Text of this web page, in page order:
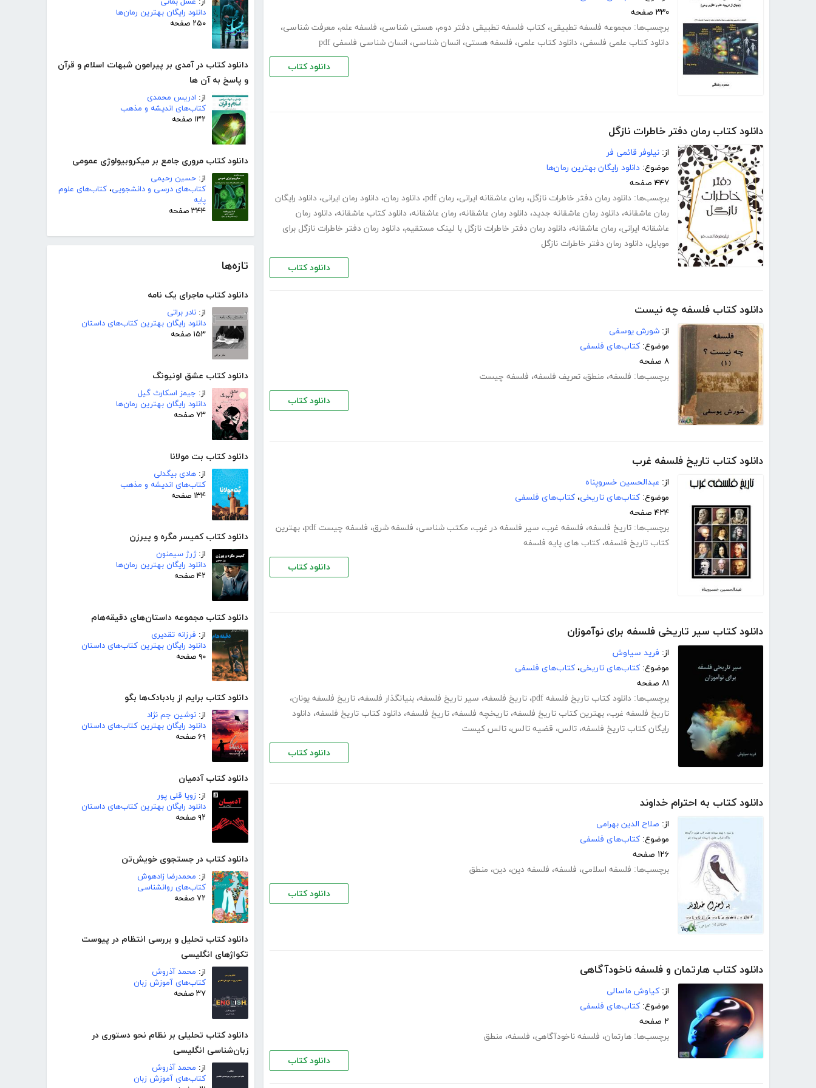
دانلود رایگان بهترین رمان‌ها
۲۵۰ صفحه
دانلود کتاب در آمدی بر پیرامون شبهات اسلام و قرآن
و پاسخ به آن ها
از: ادریس محمدی
کتاب‌های اندیشه و مذهب
۱۳۲ صفحه
دانلود کتاب مروری جامع بر میکروبیولوژی عمومی
از: حسین رحیمی
کتاب‌های درسی و دانشجویی، کتاب‌های علوم
پایه
۳۴۴ صفحه
تازه‌ها
دانلود کتاب ماجرای یک نامه
از: نادر براتی
دانلود رایگان بهترین کتاب‌های داستان
۱۵۳ صفحه
دانلود کتاب عشق اونیونگ
از: جیمز اسکارث گیل
دانلود رایگان بهترین رمان‌ها
۷۳ صفحه
دانلود کتاب بت مولانا
از: هادی بیگدلی
کتاب‌های اندیشه و مذهب
۱۳۴ صفحه
دانلود کتاب کمیسر مگره و پیرزن
از:ژرژ سیمنون
دانلود رایگان بهترین رمان‌ها
۴۲ صفحه
دانلود کتاب مجموعه داستان‌های دقیقه‌هام
از: فرزانه تقدیری
دانلود رایگان بهترین کتاب‌های داستان
۹۰ صفحه
دانلود کتاب برایم از بادبادک‌ها بگو
از: نوشین جم نژاد
دانلود رایگان بهترین کتاب‌های داستان
۶۹ صفحه
دانلود کتاب آدمیان
از: زویا قلی پور
دانلود رایگان بهترین کتاب‌های داستان
۹۲ صفحه
دانلود کتاب در جستجوی خویش‌تن
از: محمدرضا زادهوش
کتاب‌های روانشناسی
۷۲ صفحه
دانلود کتاب تحلیل و بررسی انتظام در پیوست
تکواژهای انگلیسی
از: محمد آذروش
کتاب‌های آموزش زبان
۳۷ صفحه
دانلود کتاب تحلیلی بر نظام نحو دستوری در
زبان‌شناسی انگلیسی
از: محمد آذروش
کتاب‌های آموزش زبان
۳۳۰ صفحه
برچسب‌ها: مجموعه فلسفه تطبیقی، کتاب فلسفه تطبیقی دفتر دوم، هستی شناسی، فلسفه علم، معرفت شناسی،
دانلود کتاب علمی فلسفی، دانلود کتاب علمی، فلسفه هستی، انسان شناسی، انسان شناسی فلسفی pdf
دانلود کتاب
دانلود کتاب رمان دفتر خاطرات نازگل
از: نیلوفر قائمی فر
موضوع: دانلود رایگان بهترین رمان‌ها
۴۴۷ صفحه
برچسب‌ها: دانلود رمان دفتر خاطرات نازگل، رمان عاشقانه ایرانی، رمان pdf ، دانلود رمان، دانلود رمان ایرانی، دانلود رایگان
رمان عاشقانه، دانلود رمان عاشقانه جدید، دانلود رمان عاشقانه، رمان عاشقانه، دانلود کتاب عاشقانه، دانلود رمان
عاشقانه ایرانی، رمان عاشقانه، دانلود رمان دفتر خاطرات نازگل با لینک مستقیم، دانلود رمان دفتر خاطرات نازگل برای
موبایل، دانلود رمان دفتر خاطرات نازگل
دانلود کتاب
دانلود کتاب فلسفه چه نیست
از: شورش یوسفی
موضوع: کتاب‌های فلسفی
۸ صفحه
برچسب‌ها: فلسفه، منطق، تعریف فلسفه، فلسفه چیست
دانلود کتاب
دانلود کتاب تاریخ فلسفه غرب
از: عبدالحسین خسروپناه
موضوع: کتاب‌های تاریخی، کتاب‌های فلسفی
۴۲۴ صفحه
برچسب‌ها: تاریخ فلسفه، فلسفه غرب، سیر فلسفه در غرب، مکتب شناسی، فلسفه شرق، فلسفه چیست pdf ، بهترین
کتاب تاریخ فلسفه، کتاب های پایه فلسفه
دانلود کتاب
دانلود کتاب سیر تاریخی فلسفه برای نوآموزان
از: فرید سیاوش
موضوع: کتاب‌های تاریخی، کتاب‌های فلسفی
۸۱ صفحه
برچسب‌ها: دانلود کتاب تاریخ فلسفه pdf ، تاریخ فلسفه، سیر تاریخ فلسفه، بنیانگذار فلسفه، تاریخ فلسفه یونان،
تاریخ فلسفه غرب، بهترین کتاب تاریخ فلسفه، تاریخچه فلسفه، تاریخ فلسفه، دانلود کتاب تاریخ فلسفه، دانلود
رایگان کتاب تاریخ فلسفه، تالس، قضیه تالس، تالس کیست
دانلود کتاب
دانلود کتاب به احترام خداوند
از: صلاح الدین بهرامی
موضوع: کتاب‌های فلسفی
۱۲۶ صفحه
برچسب‌ها: فلسفه اسلامی، فلسفه، فلسفه دین، دین، منطق
دانلود کتاب
دانلود کتاب هارتمان و فلسفه ناخودآگاهی
از: کیاوش ماسالی
موضوع: کتاب‌های فلسفی
۲ صفحه
برچسب‌ها: هارتمان، فلسفه ناخودآگاهی، فلسفه، منطق
دانلود کتاب